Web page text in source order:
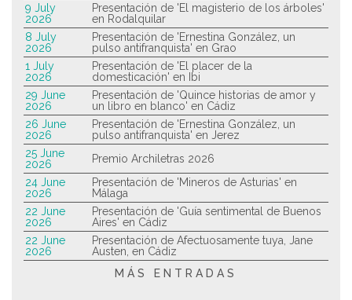
9 July
2026
Presentación de 'El magisterio de los árboles'
en Rodalquilar
8 July
2026
Presentación de 'Ernestina González, un
pulso antifranquista' en Grao
1 July
2026
Presentación de 'El placer de la
domesticación' en Ibi
29 June
2026
Presentación de 'Quince historias de amor y
un libro en blanco' en Cádiz
26 June
2026
Presentación de 'Ernestina González, un
pulso antifranquista' en Jerez
25 June
2026
Premio Archiletras 2026
24 June
2026
Presentación de 'Mineros de Asturias' en
Málaga
22 June
2026
Presentación de 'Guía sentimental de Buenos
Aires' en Cádiz
22 June
2026
Presentación de Afectuosamente tuya, Jane
Austen, en Cádiz
MÁS ENTRADAS